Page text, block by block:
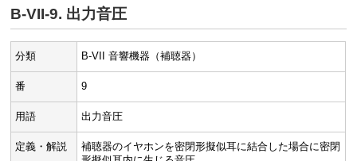
B-VII-9. 出力音圧
分類 B-VII 音響機器（補聴器）
番 9
用語 出力音圧
定義・解説
補聴器のイヤホンを密閉形擬似耳に結合した場合に密閉